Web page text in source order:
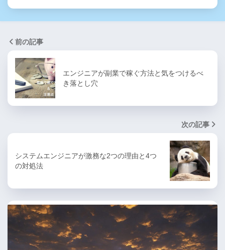
前の記事
エンジニアが副業で稼ぐ方法と気をつけるべ
き落とし穴
次の記事
システムエンジニアが激務な2つの理由と4つ
の対処法